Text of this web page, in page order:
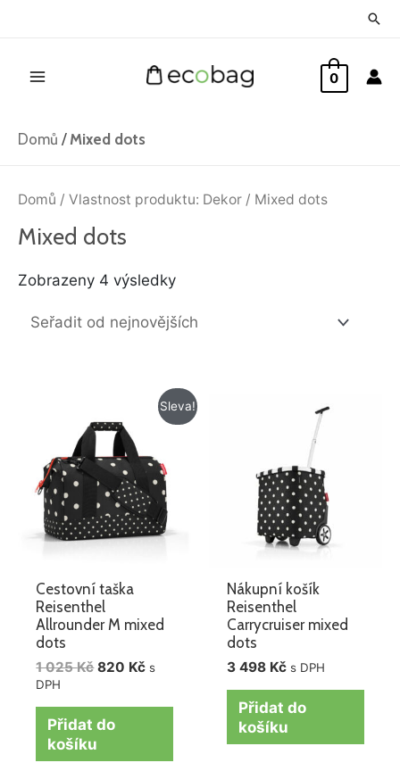
0
Domů /Mixed dots
Domů / Vlastnost produktu: Dekor / Mixed dots
Mixed dots
Zobrazeny 4 výsledky
nejnovějších
Sleva!
Cestovní taška
Reisenthel
Allrounder M mixed
dots
1 025Kč
cena
byla:
1
025 Kč.
820 Kč
Aktuální
cena
820 Kč.
s
DPH
Přidat do
košíku
Nákupní košík
Reisenthel
Carrycruiser mixed
dots
3 498 Kč s DPH
Přidat do
košíku